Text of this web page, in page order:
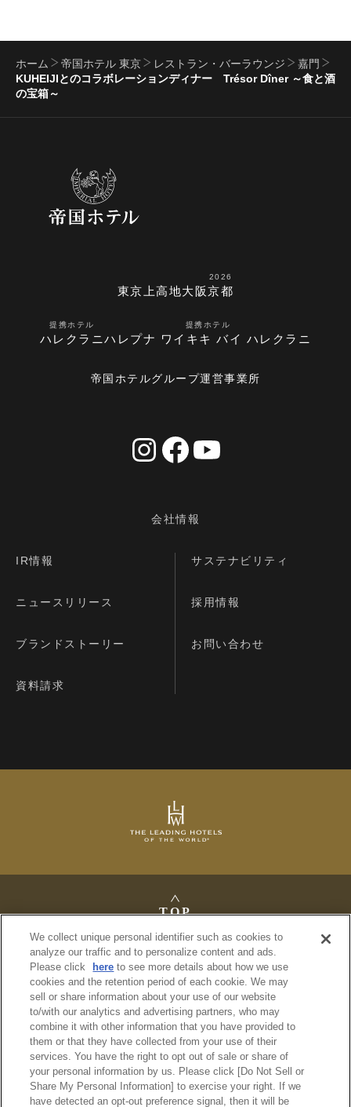
ホーム 帝国ホテル 東京 レストラン・バーラウンジ
嘉門
KUHEIJIとのコラボレーションディナー Trésor Dîner ～食と酒
の宝箱～
東京 上高地大阪
2026
京都
提携ホテル
ハレクラニ
提携ホテル
ハレプナ ワイキキ バイ ハレクラニ
帝国ホテルグループ運営事業所
会社情報
IR情報 サステナビリティ
ニュースリリース 採用情報
ブランドストーリー お問い合わせ
資料請求
TOP
法定公告
プライバシーポリシー
利用規約
サイトマップ
© Imperial Hotel, Ltd.
We collect unique personal identifier such as cookies to
analyze our traffic and to personalize content and ads.
Please click
here to see more details about how we use
cookies and the retention period of each cookie. We may
sell or share information about your use of our website
to/with our analytics and advertising partners, who may
combine it with other information that you have provided to
them or that they have collected from your use of their
services. You have the right to opt out of sale or share of
your personal information by us. Please click [Do Not Sell or
Share My Personal Information] to exercise your right. If we
have detected an opt-out preference signal, then it will be